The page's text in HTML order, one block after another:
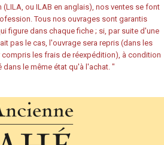
(LILA, ou ILAB en anglais), nos ventes se font
Tous nos ouvrages sont garantis
figure dans chaque fiche ; si, par suite d'une
pas le cas, l'ouvrage sera repris (dans les
les frais de réexpédition), à condition
dans le même état qu'à l'achat. "